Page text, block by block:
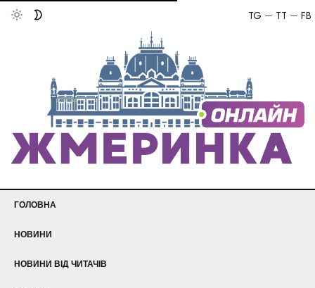
FB
TT
TG
ГОЛОВНА
НОВИНИ
НОВИНИ ВІД ЧИТАЧІВ